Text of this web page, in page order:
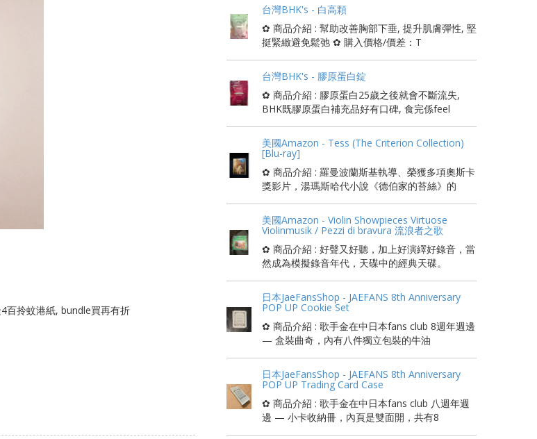
百拎蚊港紙, bundle買再有折
台灣BHK's - 白高顆
✿ 商品介紹 : 幫助改善胸部下垂, 提升肌膚彈性, 堅
挺緊緻避免鬆弛 ✿ 購入價格/價差：T
台灣BHK's - 膠原蛋白錠
✿ 商品介紹 : 膠原蛋白25歲之後就會不斷流失,
BHK既膠原蛋白補充品好有口碑, 食完係feel
美國Amazon - Tess (The Criterion Collection)
[Blu-ray]
✿ 商品介紹 : 羅曼波蘭斯基執導、榮獲多項奧斯卡
獎影片，湯瑪斯哈代小說《德伯家的苔絲》的
美國Amazon - Violin Showpieces Virtuose
Violinmusik / Pezzi di bravura 流浪者之歌
✿ 商品介紹 : 好聲又好聽，加上好演繹好錄音，當
然成為模擬錄音年代，天碟中的經典天碟。
日本JaeFansShop - JAEFANS 8th Anniversary
POP UP Cookie Set
✿ 商品介紹 : 歌手金在中日本fans club 8週年週邊
— 盒裝曲奇，內有八件獨立包裝的牛油
日本JaeFansShop - JAEFANS 8th Anniversary
POP UP Trading Card Case
✿ 商品介紹 : 歌手金在中日本fans club 八週年週
邊 — 小卡收納冊，內頁是雙面開，共有8